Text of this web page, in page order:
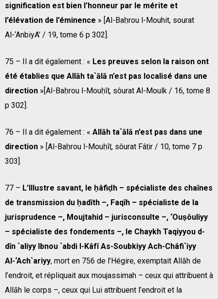
signification est bien l’honneur par le mérite et
l’élévation de l’éminence » [Al-Baḥrou l-Mouhit, sourat
Al-‘AnbiyA’ / 19, tome 6 p 302].
75 – Il a dit également : « Les preuves selon la raison ont
été établies que Allāh ta`ālā n’est pas localisé dans une
direction »[Al-Baḥrou l-Mouḥīṭ, sôurat Al-Moulk / 16, tome 8
p 302].
76 – Il a dit également : « Allāh ta`ālā n’est pas dans une
direction » [Al-Baḥrou l-Mouḥīṭ, sôurat Fâṭir / 10, tome 7 p
303].
77 – L’Illustre savant, le ḥâfiḍh – spécialiste des chaînes
de transmission du ḥadīth –, Faqîh – spécialiste de la
jurisprudence –, Moujtahid – jurisconsulte –, ‘Ouṣôuliyy
– spécialiste des fondements –, le Chaykh Taqiyyou d-
dîn `aliyy Ibnou `abdi l-Kâfî As-Soubkiyy Ach-Châfi`iyy
Al-‘Ach`ariyy, mort en 756 de l’Hégire, exemptait Allāh de
l’endroit, et répliquait aux moujassimah – ceux qui attribuent à
Allāh le corps –, ceux qui Lui attribuent l’endroit et la